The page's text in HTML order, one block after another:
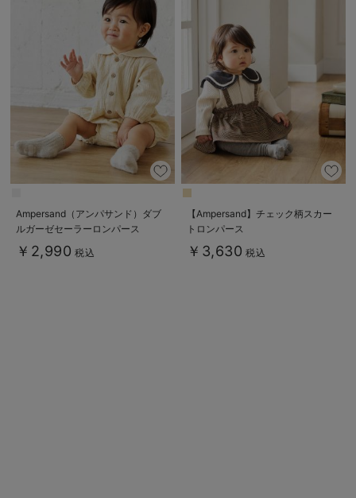
Ampersand（アンパサンド）ダブ
ルガーゼセーラーロンパース
￥2,990 税込
【Ampersand】チェック柄スカー
トロンパース
￥3,630 税込